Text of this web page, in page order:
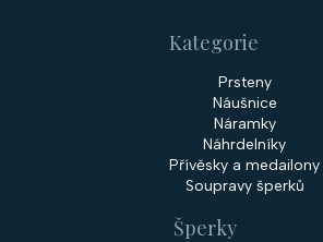
Kategorie
Prsteny
Náušnice
Náramky
Náhrdelníky
Přívěsky a medailony
Soupravy šperků
Šperky